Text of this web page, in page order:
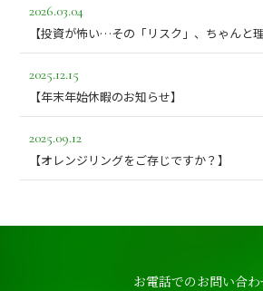
2026.03.04
【投資が怖い…その「リスク」、ちゃんと
2025.12.15
【年末年始休暇のお知らせ】
2025.09.12
【オレンジリングをご存じですか？】
お電話でのお問い合わ